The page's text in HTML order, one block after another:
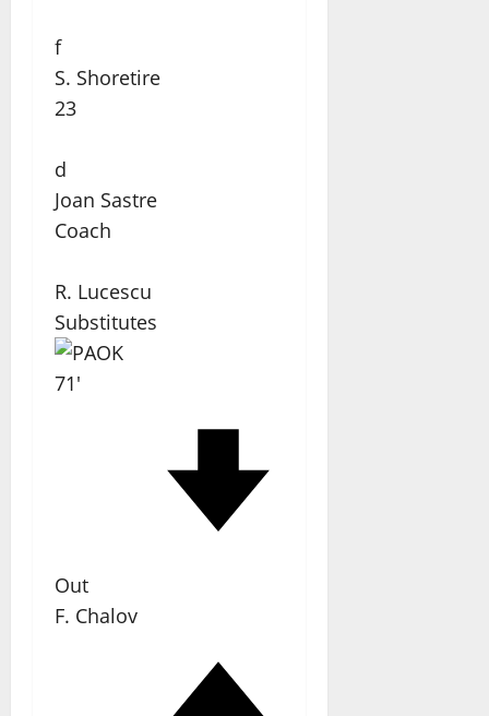
f
S. Shoretire
23
d
Joan Sastre
Coach
R. Lucescu
Substitutes
71'
Out
F. Chalov